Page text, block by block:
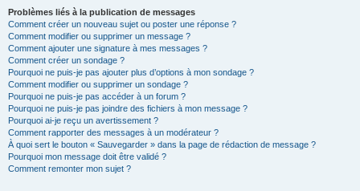
Problèmes liés à la publication de messages
Comment créer un nouveau sujet ou poster une réponse ?
Comment modifier ou supprimer un message ?
Comment ajouter une signature à mes messages ?
Comment créer un sondage ?
Pourquoi ne puis-je pas ajouter plus d’options à mon sondage ?
Comment modifier ou supprimer un sondage ?
Pourquoi ne puis-je pas accéder à un forum ?
Pourquoi ne puis-je pas joindre des fichiers à mon message ?
Pourquoi ai-je reçu un avertissement ?
Comment rapporter des messages à un modérateur ?
À quoi sert le bouton « Sauvegarder » dans la page de rédaction de message ?
Pourquoi mon message doit être validé ?
Comment remonter mon sujet ?